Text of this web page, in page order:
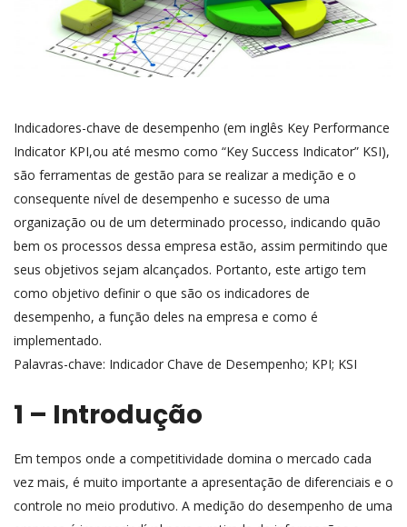
Indicadores-chave de desempenho (em inglês Key Performance
Indicator KPI,ou até mesmo como “Key Success Indicator” KSI),
são ferramentas de gestão para se realizar a medição e o
consequente nível de desempenho e sucesso de uma
organização ou de um determinado processo, indicando quão
bem os processos dessa empresa estão, assim permitindo que
seus objetivos sejam alcançados. Portanto, este artigo tem
como objetivo definir o que são os indicadores de
desempenho, a função deles na empresa e como é
implementado.
Palavras-chave: Indicador Chave de Desempenho; KPI; KSI
1 – Introdução
Em tempos onde a competitividade domina o mercado cada
vez mais, é muito importante a apresentação de diferenciais e o
controle no meio produtivo. A medição do desempenho de uma